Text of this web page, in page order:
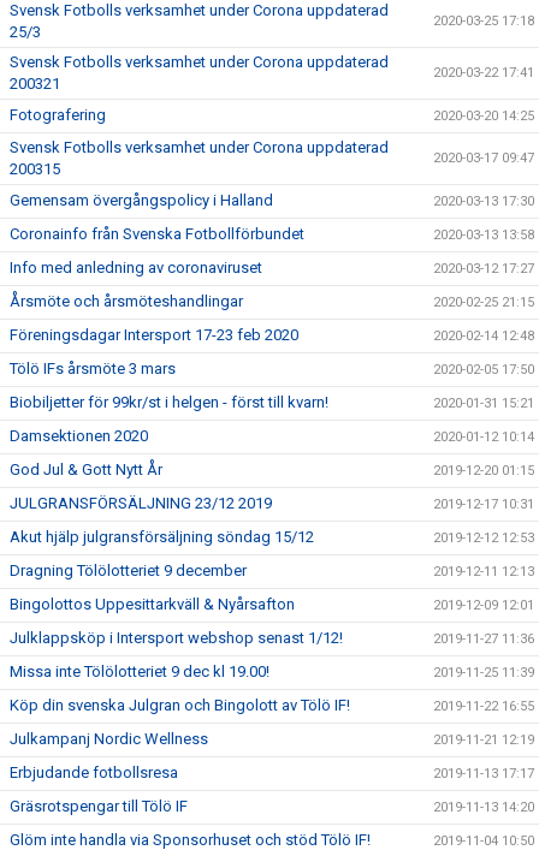
Svensk Fotbolls verksamhet under Corona uppdaterad
25/3
2020-03-25 17:18
Svensk Fotbolls verksamhet under Corona uppdaterad
200321
2020-03-22 17:41
Fotografering 2020-03-20 14:25
Svensk Fotbolls verksamhet under Corona uppdaterad
200315
2020-03-17 09:47
Gemensam övergångspolicy i Halland 2020-03-13 17:30
Coronainfo från Svenska Fotbollförbundet 2020-03-13 13:58
Info med anledning av coronaviruset 2020-03-12 17:27
Årsmöte och årsmöteshandlingar 2020-02-25 21:15
Föreningsdagar Intersport 17-23 feb 2020 2020-02-14 12:48
Tölö IFs årsmöte 3 mars 2020-02-05 17:50
Biobiljetter för 99kr/st i helgen - först till kvarn! 2020-01-31 15:21
Damsektionen 2020 2020-01-12 10:14
God Jul & Gott Nytt År 2019-12-20 01:15
JULGRANSFÖRSÄLJNING 23/12 2019 2019-12-17 10:31
Akut hjälp julgransförsäljning söndag 15/12 2019-12-12 12:53
Dragning Tölölotteriet 9 december 2019-12-11 12:13
Bingolottos Uppesittarkväll & Nyårsafton 2019-12-09 12:01
Julklappsköp i Intersport webshop senast 1/12! 2019-11-27 11:36
Missa inte Tölölotteriet 9 dec kl 19.00! 2019-11-25 11:39
Köp din svenska Julgran och Bingolott av Tölö IF! 2019-11-22 16:55
Julkampanj Nordic Wellness 2019-11-21 12:19
Erbjudande fotbollsresa 2019-11-13 17:17
Gräsrotspengar till Tölö IF 2019-11-13 14:20
Glöm inte handla via Sponsorhuset och stöd Tölö IF! 2019-11-04 10:50